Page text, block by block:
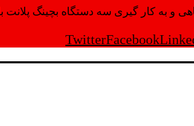
با ظرفیت 2500 تن در کنار پرسنل متخصص و پر تلاش واحدهای تولید و ازمایشگاه,بتن با کیفیت را برای واحد
TwitterFacebook